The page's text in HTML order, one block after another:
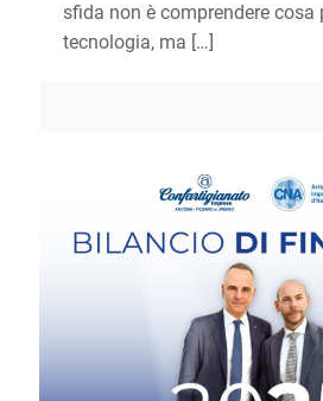
sfida non è comprendere cosa
tecnologia, ma […]